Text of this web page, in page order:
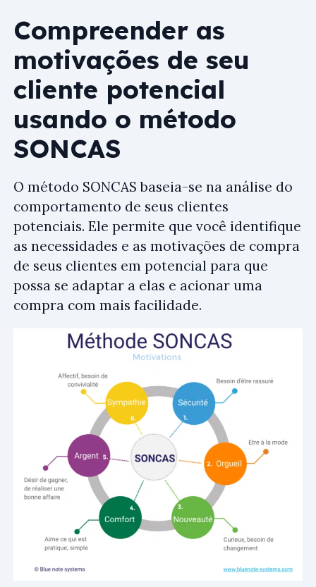
Compreender as
motivações de seu
cliente potencial
usando o método
SONCAS
O método SONCAS baseia-se na análise do
comportamento de seus clientes
potenciais. Ele permite que você identifique
as necessidades e as motivações de compra
de seus clientes em potencial para que
possa se adaptar a elas e acionar uma
compra com mais facilidade.